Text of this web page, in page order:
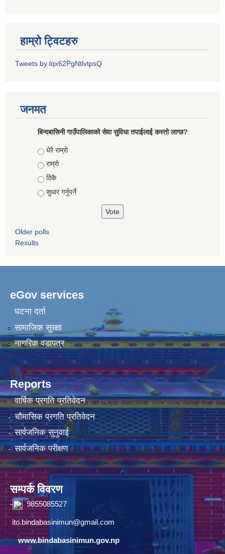
हाम्रो ट्विटहरु
Tweets by lqx62PgNtlvtpsQ
जनमत
बिन्दबासिनी गाउँपालिकाको सेवा सुविधा तपाईलाई कस्तो लाग्छ?
Choices
धेरै राम्रो
राम्रो
ठिकै
सुधार गर्नुपर्ने
Older polls
Results
eGov services
घटना दर्ता
सामाजिक सुरक्षा
नागरिक वडापत्र
Reports
वार्षिक प्रगति प्रतिवेदन
चौमासिक प्रगति प्रतिवेदन
सार्वजनिक सुनुवाई
सार्वजनिक परीक्षण
सम्पर्क विवरण
- 9855085527
ito.bindabasinimun@gmail.com
www.bindabasinimun.gov.np